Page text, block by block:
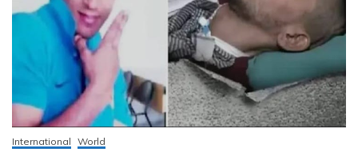
International World